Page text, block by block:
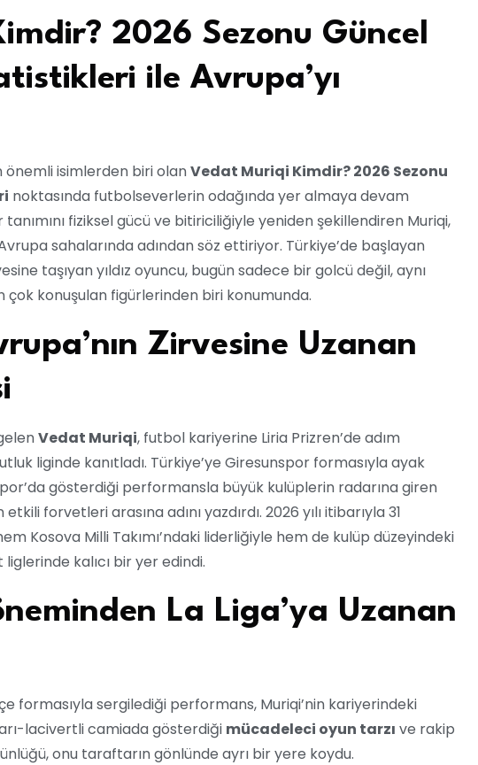
2026 Sezonu Güncel
ile Avrupa’yı
isimlerden biri olanVedat Muriqi Kimdir? 2026 Sezonu
noktasında futbolseverlerin odağında yer almaya devam
fiziksel gücü ve bitiriciliğiyle yeniden şekillendiren Muriqi,
sahalarında adından söz ettiriyor. Türkiye’de başlayan
taşıyan yıldız oyuncu, bugün sadece bir golcü değil, aynı
çok konuşulan figürlerinden biri konumunda.
Zirvesine Uzanan
Vedat Muriqi, futbol kariyerine Liria Prizren’de adım
liginde kanıtladı. Türkiye’ye Giresunspor formasıyla ayak
gösterdiği performansla büyük kulüplerin radarına giren
forvetleri arasına adını yazdırdı. 2026 yılı itibarıyla 31
Kosova Milli Takımı’ndaki liderliğiyle hem de kulüp düzeyindeki
kalıcı bir yer edindi.
La Liga’ya Uzanan
formasıyla sergilediği performans, Muriqi’nin kariyerindeki
lacivertli camiada gösterdiği mücadeleci oyun tarzı ve rakip
onu taraftarın gönlünde ayrı bir yere koydu.